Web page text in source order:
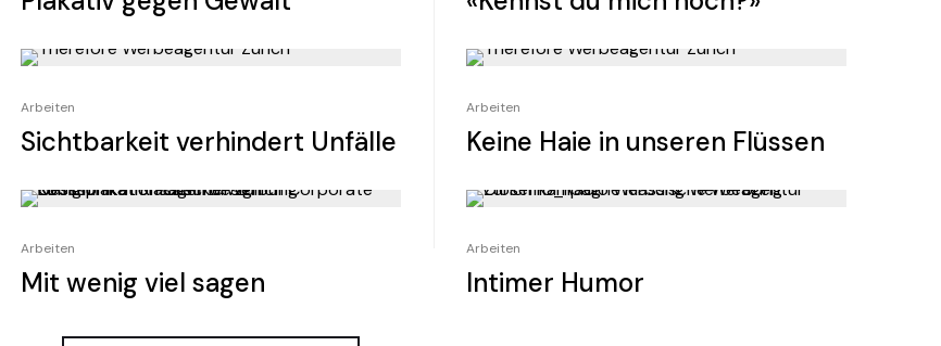
Arbeiten
Sichtbarkeit verhindert Unfälle
Arbeiten
Mit wenig viel sagen
Arbeiten
Keine Haie in unseren Flüssen
Arbeiten
Intimer Humor